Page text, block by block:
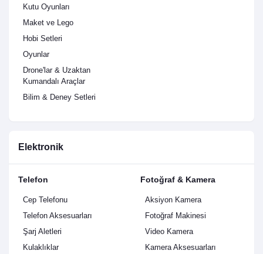
Kutu Oyunları
Maket ve Lego
Hobi Setleri
Oyunlar
Drone'lar & Uzaktan
Kumandalı Araçlar
Bilim & Deney Setleri
Elektronik
Telefon
Cep Telefonu
Telefon Aksesuarları
Şarj Aletleri
Kulaklıklar
Fotoğraf & Kamera
Aksiyon Kamera
Fotoğraf Makinesi
Video Kamera
Kamera Aksesuarları